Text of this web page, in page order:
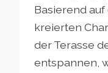
Basierend
kreierten
der Terasse
entspannen,